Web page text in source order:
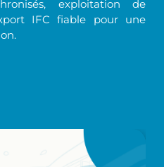
exploitation de
IFC fiable pour une